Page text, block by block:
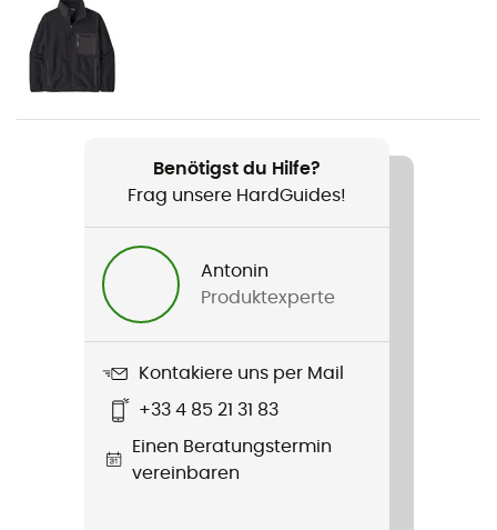
Geschlecht
Damen
Gewicht
Barely Baggies Shorts - 2 1/2 in.
Verschlusssystem
Benötigst du Hilfe?
Frag unsere HardGuides!
Antonin
Produktexperte
Kontakiere uns per Mail
+33 4 85 21 31 83
Einen Beratungstermin
vereinbaren